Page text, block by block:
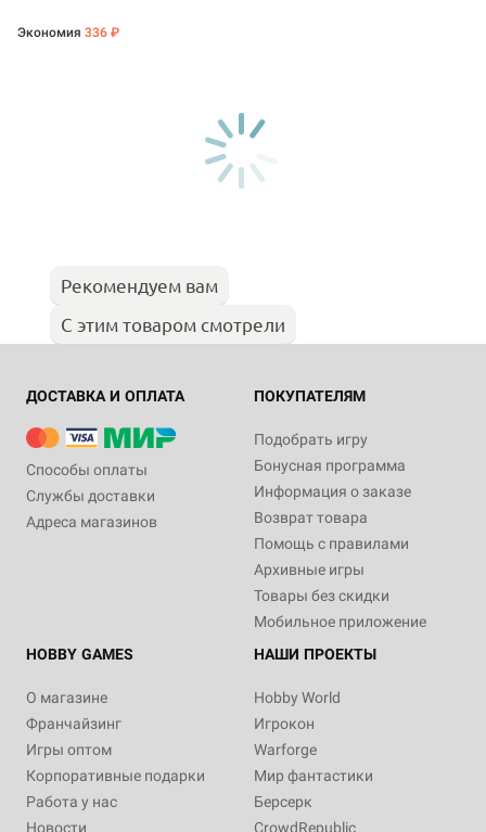
Экономия 336 ₽
Рекомендуем вам
С этим товаром смотрели
ДОСТАВКА И ОПЛАТА
Способы оплаты
Службы доставки
Адреса магазинов
ПОКУПАТЕЛЯМ
Подобрать игру
Бонусная программа
Информация о заказе
Возврат товара
Помощь с правилами
Архивные игры
Товары без скидки
Мобильное приложение
HOBBY GAMES
О магазине
Франчайзинг
Игры оптом
Корпоративные подарки
Работа у нас
Новости
НАШИ ПРОЕКТЫ
Hobby World
Игрокон
Warforge
Мир фантастики
Берсерк
CrowdRepublic